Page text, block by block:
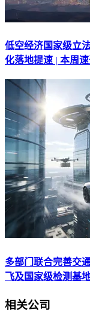
低空经济国家级立
化落地提速 | 本周
多部门联合完善交
飞及国家级检测基
相关公司